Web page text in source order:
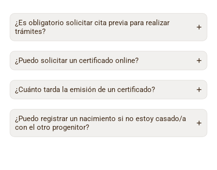
¿Es obligatorio solicitar cita previa para realizar
trámites?
¿Puedo solicitar un certificado online?
¿Cuánto tarda la emisión de un certificado?
¿Puedo registrar un nacimiento si no estoy casado/a
con el otro progenitor?